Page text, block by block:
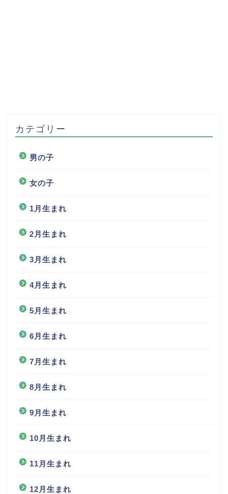
カテゴリー
男の子
女の子
1月生まれ
2月生まれ
3月生まれ
4月生まれ
5月生まれ
6月生まれ
7月生まれ
8月生まれ
9月生まれ
10月生まれ
11月生まれ
12月生まれ